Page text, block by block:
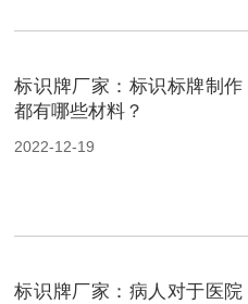
标识牌厂家：标识标牌制作
都有哪些材料？
2022-12-19
标识牌厂家：病人对于医院